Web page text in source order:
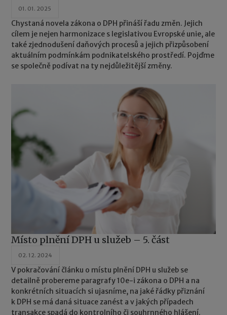
01. 01. 2025
Chystaná novela zákona o DPH přináší řadu změn. Jejich
cílem je nejen harmonizace s legislativou Evropské unie, ale
také zjednodušení daňových procesů a jejich přizpůsobení
aktuálním podmínkám podnikatelského prostředí. Pojďme
se společně podívat na ty nejdůležitější změny.
Místo plnění DPH u služeb – 5. část
02. 12. 2024
V pokračování článku o místu plnění DPH u služeb se
detailně probereme paragrafy 10e-i zákona o DPH a na
konkrétních situacích si ujasníme, na jaké řádky přiznání
k DPH se má daná situace zanést a v jakých případech
transakce spadá do kontrolního či souhrnného hlášení.